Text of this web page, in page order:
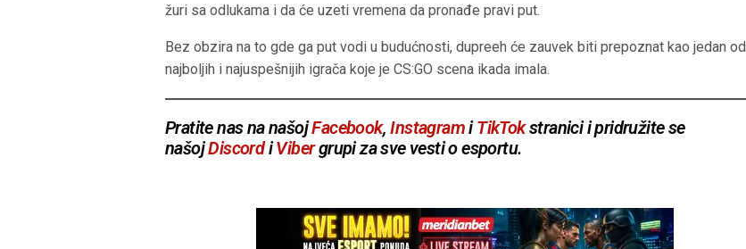
žuri sa odlukama i da će uzeti vremena da pronađe pravi put.
Bez obzira na to gde ga put vodi u budućnosti, dupreeh će zauvek biti prepoznat kao jedan od
najboljih i najuspešnijih igrača koje je CS:GO scena ikada imala.
Pratite nas na našojFacebook,InstagramiTikTokstranici i pridružite se
našojDiscordiVibergrupi za sve vesti o esportu.